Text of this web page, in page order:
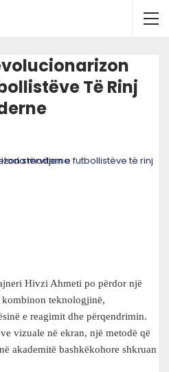
Të Rinj
Hivzi Ahmeti po përdor një
kombinon teknologjinë,
e reagimit dhe përqendrimin.
vizuale në ekran, një metodë që
akademitë bashkëkohore shkruan